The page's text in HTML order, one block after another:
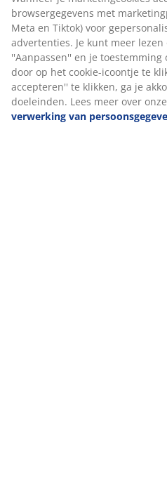
Artikelnummer: 3690476
Montage-instructies
Specificaties
akkoord met alle drie de
onze verzameling en
persoonsgegevensen ons